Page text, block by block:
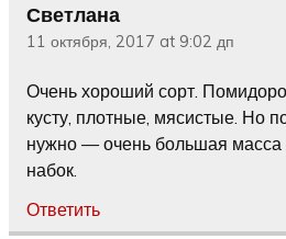
Светлана
11 октября, 2017 at 9:02 дп
Очень хороший сорт.
кусту, плотные, мясистые. Но
нужно — очень большая масса
набок.
Ответить